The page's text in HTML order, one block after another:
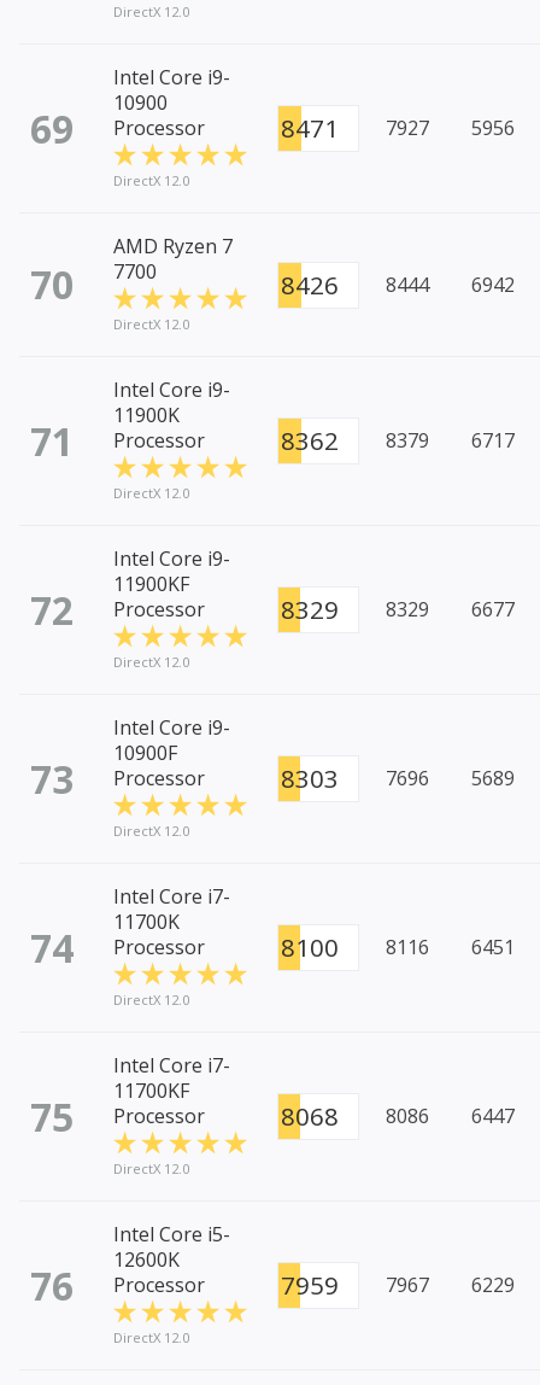
DirectX 12.0
69
Intel Core i9-
10900
Processor
DirectX 12.0
8471 7927 5956
70
AMD Ryzen 7
7700
DirectX 12.0
8426 8444 6942
71
Intel Core i9-
11900K
Processor
DirectX 12.0
8362 8379 6717
72
Intel Core i9-
11900KF
Processor
DirectX 12.0
8329 8329 6677
73
Intel Core i9-
10900F
Processor
DirectX 12.0
8303 7696 5689
74
Intel Core i7-
11700K
Processor
DirectX 12.0
8100 8116 6451
75
Intel Core i7-
11700KF
Processor
DirectX 12.0
8068 8086 6447
76
Intel Core i5-
12600K
Processor
DirectX 12.0
7959 7967 6229